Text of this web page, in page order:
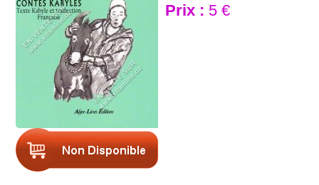
Prix : 5 €